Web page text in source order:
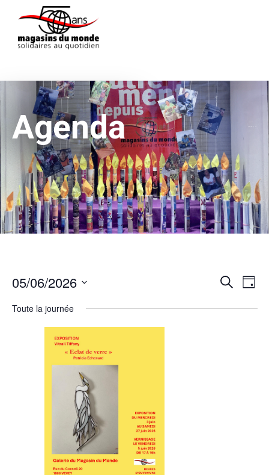
Agenda
et
Recherche
de
Jour
05/06/2026
une
date.
Toute la journée